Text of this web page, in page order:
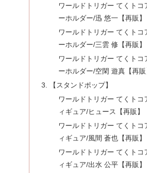
ワールドトリガー てくトコ
ーホルダー/迅 悠一【再販】
ワールドトリガー てくトコ
ーホルダー/三雲 修【再販】
ワールドトリガー てくトコ
ーホルダー/空閑 遊真【再販
【スタンドポップ】
ワールドトリガー てくトコ
ィギュア/ヒュース【再販】
ワールドトリガー てくトコ
ィギュア/風間 蒼也【再販】
ワールドトリガー てくトコ
ィギュア/出水 公平【再販】